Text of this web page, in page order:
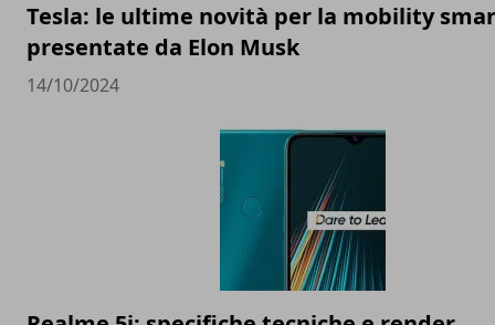
Tesla: le ultime novità per la mobility
presentate da Elon Musk
14/10/2024